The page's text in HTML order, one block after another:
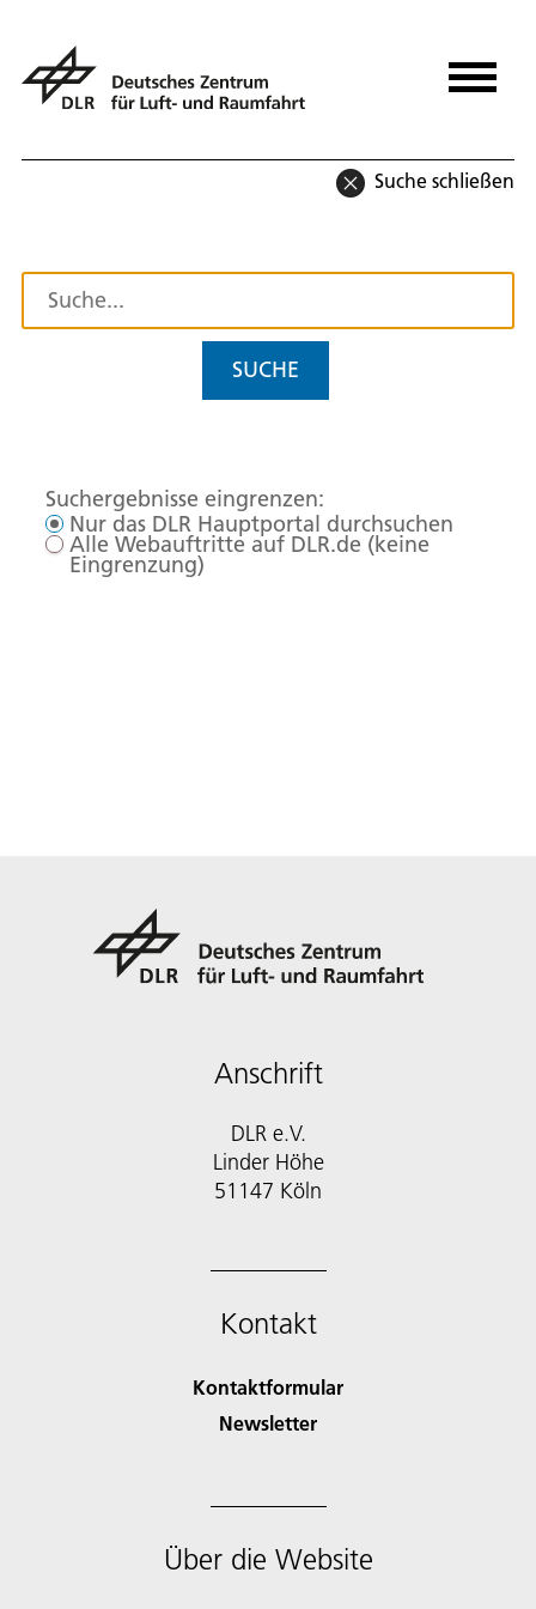
Suche schließen
SUCHE
Suchergebnisse eingrenzen:
Nur das DLR Hauptportal durchsuchen
Alle Webauftritte auf DLR.de (keine
Eingrenzung)
Anschrift
DLR e.V.
Linder Höhe
51147 Köln
Kontakt
Kontaktformular
Newsletter
Über die Website